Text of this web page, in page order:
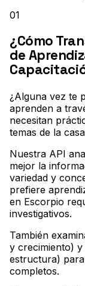
01
¿Cómo
de
¿Alguna vez te
aprenden a
necesitan
temas de la
Nuestra API
mejor la
variedad y
prefiere
en Escorpio
investigativos.
También
y crecimiento) y
estructura)
completos.